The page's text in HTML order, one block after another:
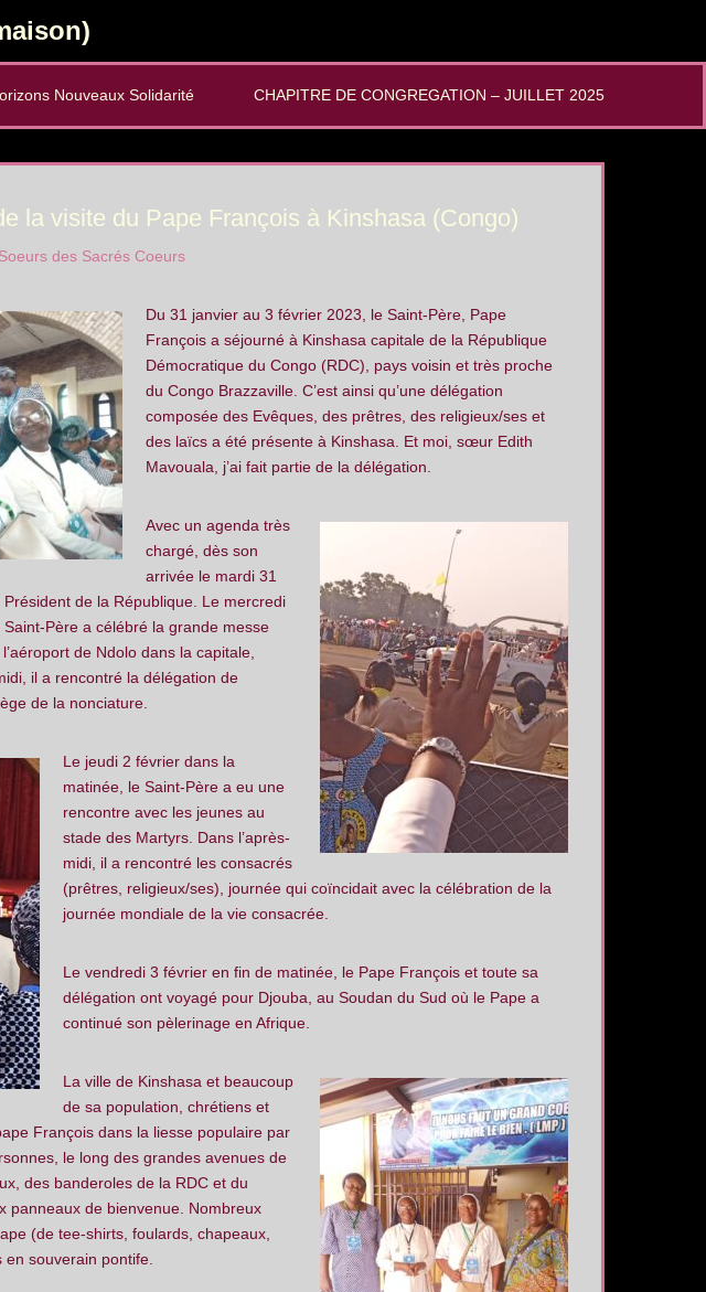
Nouveaux Solidarité CHAPITRE DE CONGREGATION – JUILLET 2025
la visite du Pape François à Kinshasa (Congo)
Soeurs des Sacrés Coeurs
Du 31 janvier au 3 février 2023, le Saint-Père, Pape
François a séjourné à Kinshasa capitale de la République
Démocratique du Congo (RDC), pays voisin et très proche
du Congo Brazzaville. C’est ainsi qu’une délégation
composée des Evêques, des prêtres, des religieux/ses et
des laïcs a été présente à Kinshasa. Et moi, sœur Edith
Mavouala, j’ai fait partie de la délégation.
Avec un agenda très
chargé, dès son
arrivée le mardi 31
de la République. Le mercredi
Père a célébré la grande messe
de Ndolo dans la capitale,
il a rencontré la délégation de
de la nonciature.
Le jeudi 2 février dans la
matinée, le Saint-Père a eu une
rencontre avec les jeunes au
stade des Martyrs. Dans l’après-
midi, il a rencontré les consacrés
(prêtres, religieux/ses), journée qui coïncidait avec la célébration de la
journée mondiale de la vie consacrée.
Le vendredi 3 février en fin de matinée, le Pape François et toute sa
délégation ont voyagé pour Djouba, au Soudan du Sud où le Pape a
continué son pèlerinage en Afrique.
La ville de Kinshasa et beaucoup
de sa population, chrétiens et
François dans la liesse populaire par
le long des grandes avenues de
des banderoles de la RDC et du
panneaux de bienvenue. Nombreux
(de tee-shirts, foulards, chapeaux,
souverain pontife.